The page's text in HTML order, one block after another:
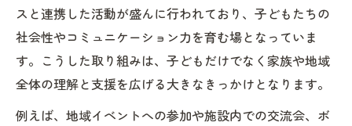
スと連携した活動が盛んに行われており、子どもたちの
社会性やコミュニケーション力を育む場となっていま
す。こうした取り組みは、子どもだけでなく家族や地域
全体の理解と支援を広げる大きなきっかけとなります。
例えば、地域イベントへの参加や施設内での交流会、ボ